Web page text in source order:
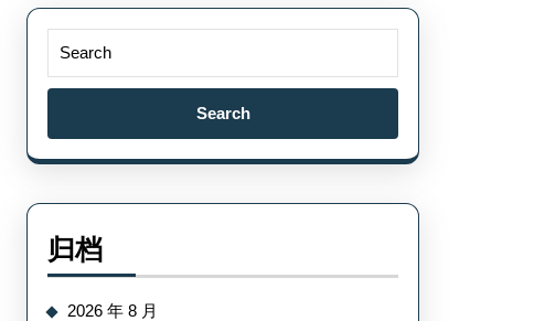
Search
归档
2026 年 8 月